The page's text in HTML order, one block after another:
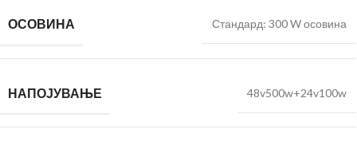
ОСОВИНА Стандард: 300 W осовина
НАПОЈУВАЊЕ 48v500w+24v100w